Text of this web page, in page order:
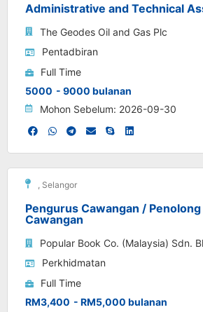
Administrative and Technical
The Geodes Oil and Gas Plc
Pentadbiran
Full Time
5000 - 9000 bulanan
Mohon Sebelum: 2026-09-30
, Selangor
Pengurus Cawangan /
Cawangan
Popular Book Co. (Malaysia) Sdn.
Perkhidmatan
Full Time
RM3,400 - RM5,000 bulanan